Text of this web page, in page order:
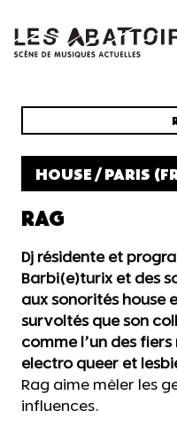
HOUSE / PARIS
RAG
Dj résidente et
Barbi(e)turix et des
aux sonorités house
survoltés que son
comme l’un des
electro queer et
Rag aime mêler les
influences.